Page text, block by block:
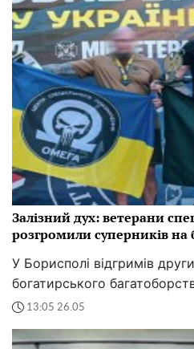
Залізний дух: ветерани
розгромили суперників на
У Борисполі відгримів
богатирського
13:05 26.05